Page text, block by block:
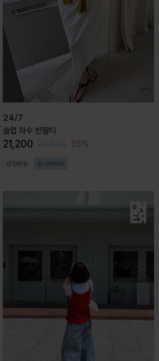
24/7
슬럽 자수 반팔티
21,200 15%